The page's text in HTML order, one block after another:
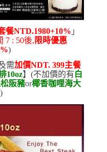
餐NTD.1980+10% 」
7 : 50後, 限時優惠
)
需加價NDT. 399主餐
10oz】(不加價的有白
阪豬or椰香咖哩海大
)